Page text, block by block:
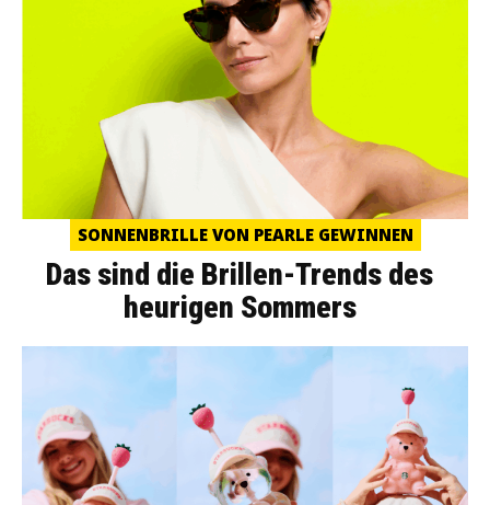
SONNENBRILLE VON PEARLE GEWINNEN
Das sind die Brillen-Trends des
heurigen Sommers